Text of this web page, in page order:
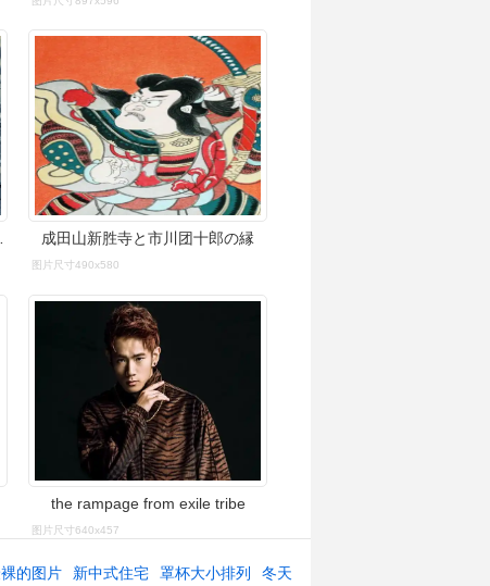
篇:盘点 成田山新胜寺と市川团十郎の縁
图片尺寸490x580
the rampage from exile tribe
图片尺寸640x457
的图片 新中式住宅 罩杯大小排列 冬天